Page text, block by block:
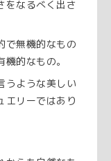
をなるべく出さ
で無機的なもの
的なもの。
うような美しい
エリーではあり